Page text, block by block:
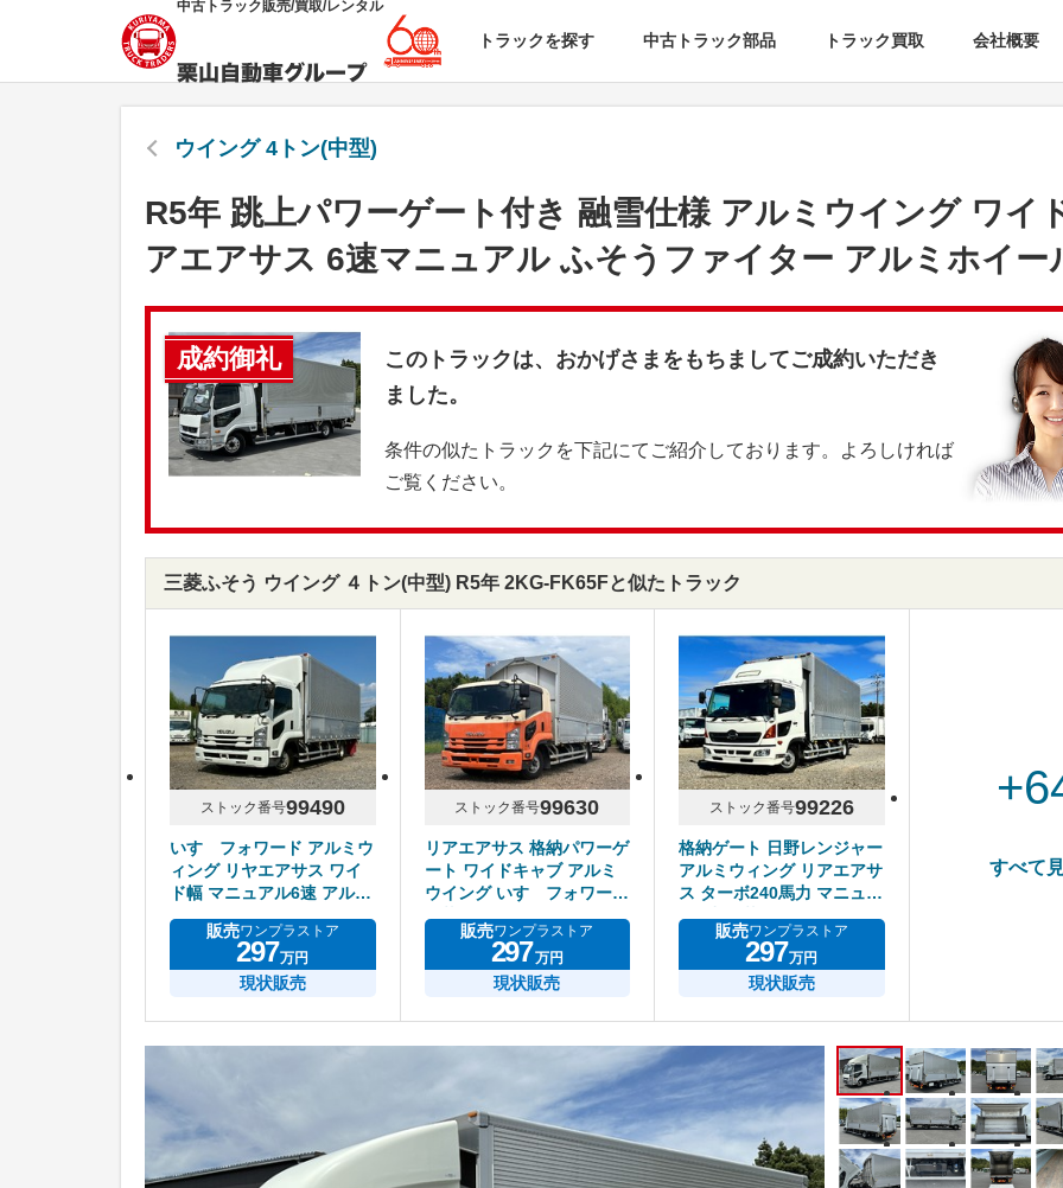
中古トラック販売/買取/レンタル
トラックを探す 中古トラック部品 トラック買取 会社概要
ウイング 4トン(中型)
R5年 跳上パワーゲート付き 融雪仕様 アルミウイング ワイ
アエアサス 6速マニュアル ふそうファイター アルミホイー
成約御礼
このトラックは、おかげさまをもちましてご成約いただき
ました。
条件の似たトラックを下記にてご紹介しております。よろしければ
ご覧ください。
三菱ふそう ウイング ４トン(中型) R5年 2KG-FK65Fと似たトラック
ストック番号99490
いすゞフォワード アルミウ
ィング リヤエアサス ワイ
ド幅 マニュアル6速 アルミ
ホイール
販売ワンプラストア
297万円
現状販売
ストック番号99630
リアエアサス 格納パワーゲ
ート ワイドキャブ アルミ
ウイング いすゞフォワード
積載2.5トン
販売ワンプラストア
297万円
現状販売
ストック番号99226
格納ゲート 日野レンジャー
アルミウィング リアエアサ
ス ターボ240馬力 マニュア
ル6速 積載2.3トン
販売ワンプラストア
297万円
現状販売
すべて